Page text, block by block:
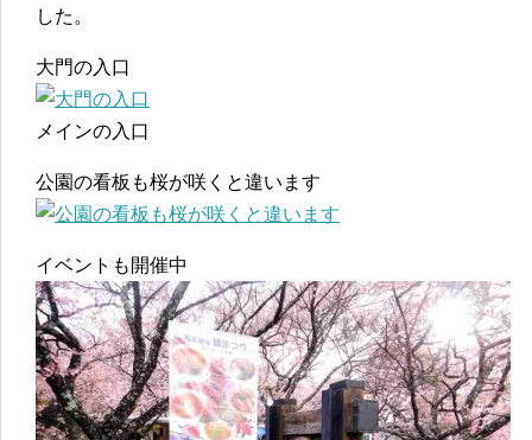
した。
大門の入口
メインの入口
公園の看板も桜が咲くと違います
イベントも開催中